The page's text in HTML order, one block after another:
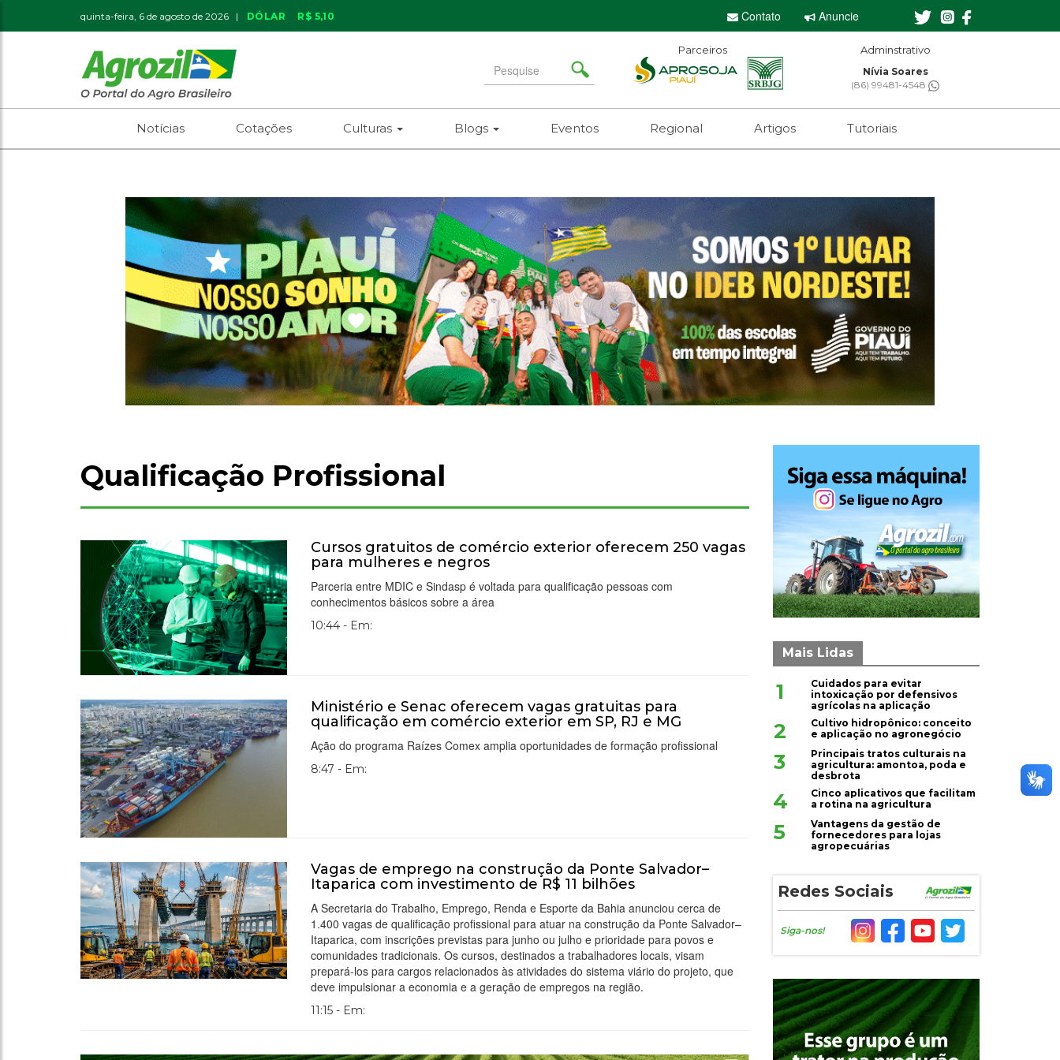
quinta-feira, 6 de agosto de 2026 | DÓLAR R$ 5,10 Contato Anuncie
Search
for
Parceiros Adminstrativo
Nívia Soares
(86) 99481-4548
Notícias Cotações Culturas Blogs Eventos Regional Artigos Tutoriais
Qualificação Profissional
Cursos gratuitos de comércio exterior oferecem 250 vagas
para mulheres e negros
Parceria entre MDIC e Sindasp é voltada para qualificação pessoas com
conhecimentos básicos sobre a área
10:44 - Em:
Ministério e Senac oferecem vagas gratuitas para
qualificação em comércio exterior em SP, RJ e MG
Ação do programa Raízes Comex amplia oportunidades de formação profissional
8:47 - Em:
Vagas de emprego na construção da Ponte Salvador–
Itaparica com investimento de R$ 11 bilhões
A Secretaria do Trabalho, Emprego, Renda e Esporte da Bahia anunciou cerca de
1.400 vagas de qualificação profissional para atuar na construção da Ponte Salvador–
Itaparica, com inscrições previstas para junho ou julho e prioridade para povos e
comunidades tradicionais. Os cursos, destinados a trabalhadores locais, visam
prepará-los para cargos relacionados às atividades do sistema viário do projeto, que
deve impulsionar a economia e a geração de empregos na região.
11:15 - Em:
Mais Lidas
1
Cuidados para evitar
intoxicação por defensivos
agrícolas na aplicação
2
Cultivo hidropônico: conceito
e aplicação no agronegócio
3
Principais tratos culturais na
agricultura: amontoa, poda e
desbrota
4
Cinco aplicativos que facilitam
a rotina na agricultura
5
Vantagens da gestão de
fornecedores para lojas
agropecuárias
Redes Sociais
Siga-nos!